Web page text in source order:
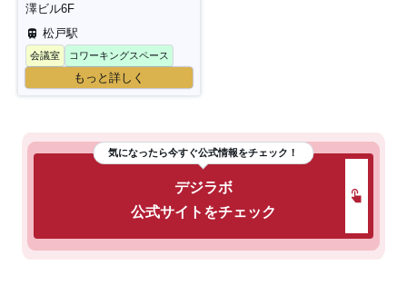
澤ビル6F
松戸駅
会議室 コワーキングスペース
もっと詳しく
気になったら今すぐ公式情報をチェック！
デジラボ
公式サイトをチェック